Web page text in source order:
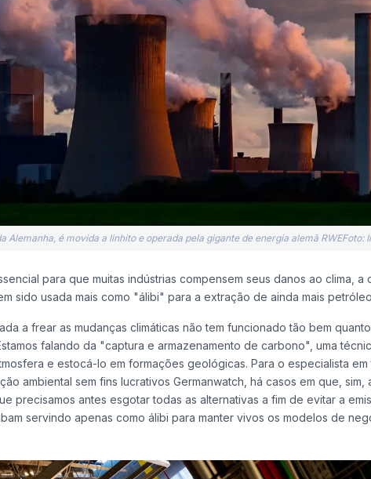
Alemanha, é movida a linhito e operada pela gigante de energia alemã RWEFoto:
para que muitas indústrias compensem seus danos ao clima, a
sido usada mais como "álibi" para a extração de ainda mais
a frear as mudanças climáticas não tem funcionado tão bem
falando da "captura e armazenamento de carbono", uma
e estocá-lo em formações geológicas. Para o especialista em
ambiental sem fins lucrativos Germanwatch, há casos em que,
precisamos antes esgotar todas as alternativas a fim de evitar a
servindo apenas como álibi para manter vivos os modelos de